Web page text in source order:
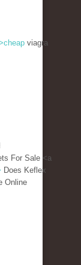
viagra
For Sale <a
Does Keflex
Online